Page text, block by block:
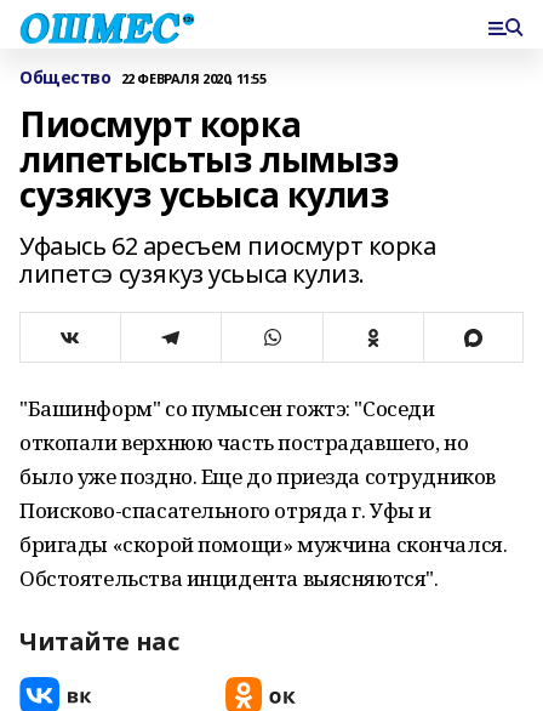
Общество 22 ФЕВРАЛЯ 2020, 11:55
Пиосмурт корка
липетысьтыз лымызэ
сузякуз усьыса кулиз
Уфаысь 62 аресъем пиосмурт корка
липетсэ сузякуз усьыса кулиз.
"Башинформ" со пумысен гожтэ: "Соседи
откопали верхнюю часть пострадавшего, но
было уже поздно. Еще до приезда сотрудников
Поисково-спасательного отряда г. Уфы и
бригады «скорой помощи» мужчина скончался.
Обстоятельства инцидента выясняются".
Читайте нас